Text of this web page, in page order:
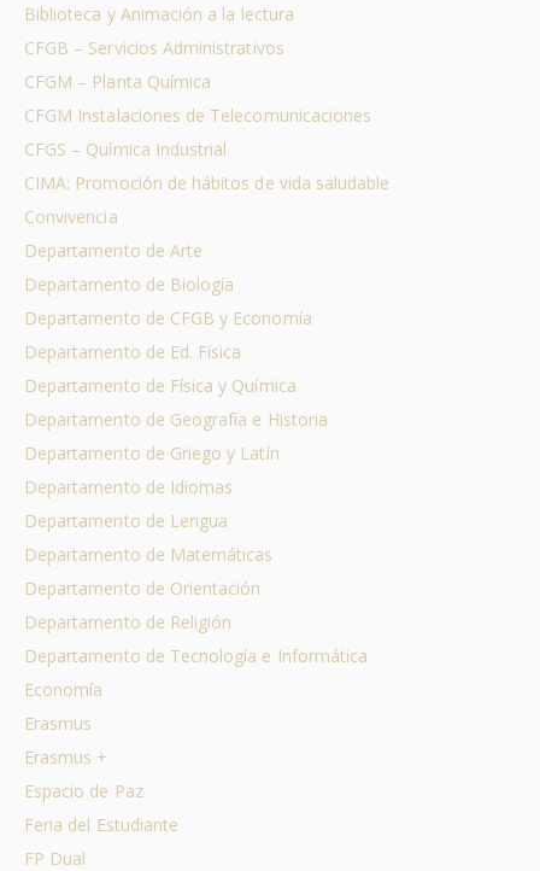
Biblioteca y Animación a la lectura
CFGB – Servicios Administrativos
CFGM – Planta Química
CFGM Instalaciones de Telecomunicaciones
CFGS – Química Industrial
CIMA: Promoción de hábitos de vida saludable
Convivencia
Departamento de Arte
Departamento de Biología
Departamento de CFGB y Economía
Departamento de Ed. Física
Departamento de Física y Química
Departamento de Geografía e Historia
Departamento de Griego y Latín
Departamento de Idiomas
Departamento de Lengua
Departamento de Matemáticas
Departamento de Orientación
Departamento de Religión
Departamento de Tecnología e Informática
Economía
Erasmus
Erasmus +
Espacio de Paz
Feria del Estudiante
FP Dual